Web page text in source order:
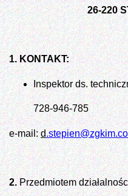
26-220
1. KONTAKT:
Inspektor ds.
728-946-785
e-mail:d
2.Przedmiotem